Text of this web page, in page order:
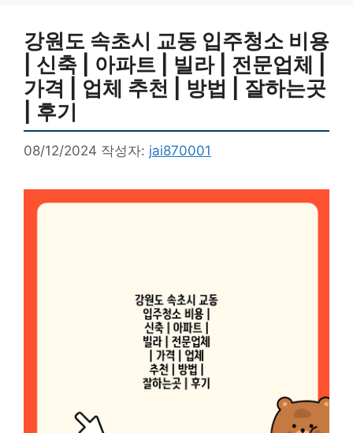
강원도 속초시 교동 입주청소 비용
| 신축 | 아파트 | 빌라 | 전문업체 |
가격 | 업체 추천 | 방법 | 잘하는곳
| 후기
08/12/2024 작성자: jai870001